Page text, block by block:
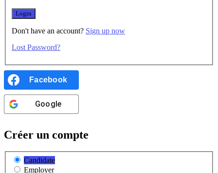
Don't have an account? Sign up now
Lost Password?
Facebook
Google
Créer un compte
Candidate
Employer